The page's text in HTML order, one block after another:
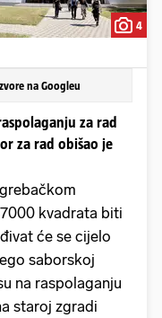
4
na Googleu
za rad
za rad obišao je
kvadrata biti
će se cijelo
saborskoj
na raspolaganju
staroj zgradi